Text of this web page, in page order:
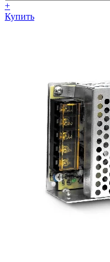
+
Купить